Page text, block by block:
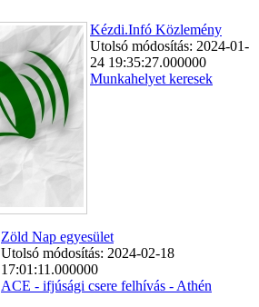
Kézdi.Infó Közlemény
Utolsó módosítás: 2024-01-
24 19:35:27.000000
Munkahelyet keresek
Zöld Nap egyesület
Utolsó módosítás: 2024-02-18
17:01:11.000000
ACE - ifjúsági csere felhívás - Athén